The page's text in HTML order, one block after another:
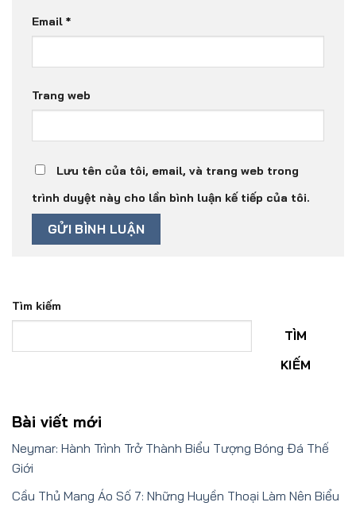
Email *
Trang web
Lưu tên của tôi, email, và trang web trong
trình duyệt này cho lần bình luận kế tiếp của tôi.
Tìm kiếm
TÌM
KIẾM
Bài viết mới
Neymar: Hành Trình Trở Thành Biểu Tượng Bóng Đá Thế
Giới
Cầu Thủ Mang Áo Số 7: Những Huyền Thoại Làm Nên Biểu